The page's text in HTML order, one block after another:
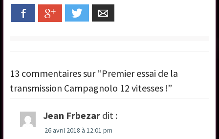
Facebook Google+ Twitter
13 commentaires sur “Premier essai de la
transmission Campagnolo 12 vitesses !”
Jean Frbezar dit :
26 avril 2018 à 12:01 pm